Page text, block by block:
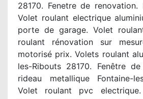
28170. Fenetre de
Volet roulant electrique
porte de garage. Volet
roulant rénovation sur
motorisé prix. Volets roulant
les-Ribouts 28170. Fenêtre
rideau metallique Fontaine-
Volet roulant pvc